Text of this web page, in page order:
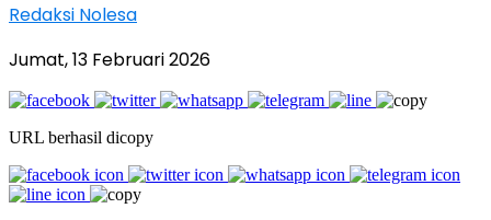
Redaksi Nolesa
Jumat, 13 Februari 2026
URL berhasil dicopy